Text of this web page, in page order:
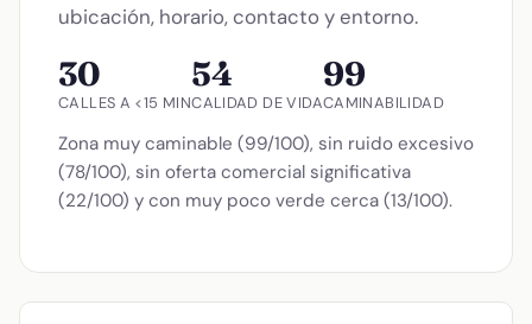
ubicación, horario, contacto y entorno.
30
CALLES A <15 MIN
54
CALIDAD DE VIDA
99
CAMINABILIDAD
Zona muy caminable (99/100), sin ruido excesivo
(78/100), sin oferta comercial significativa
(22/100) y con muy poco verde cerca (13/100).